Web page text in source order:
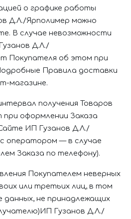
о графике работы
Д.Л./Ярполимер можно
В случае невозможности
Д.Л./
Покупателя об этом при
Правила доставки
магазине.
получения Товаров
оформлении Заказа
ИП Гузанов Д.Л./
оператором — в случае
Заказа по телефону).
Покупателем неверных
или третьих лиц, в том
данных, не принадлежащих
ИП Гузанов Д.Л./